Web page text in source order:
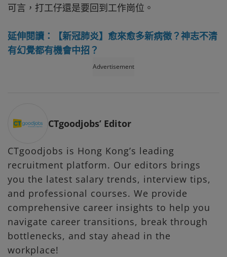
可言，打工仔還是要回到工作崗位。
延伸閱讀：【新冠肺炎】愈來愈多新病徵？神志不清
有幻覺都有機會中招？
Advertisement
CTgoodjobs’ Editor
CTgoodjobs is Hong Kong’s leading
recruitment platform. Our editors brings
you the latest salary trends, interview tips,
and professional courses. We provide
comprehensive career insights to help you
navigate career transitions, break through
bottlenecks, and stay ahead in the
workplace!